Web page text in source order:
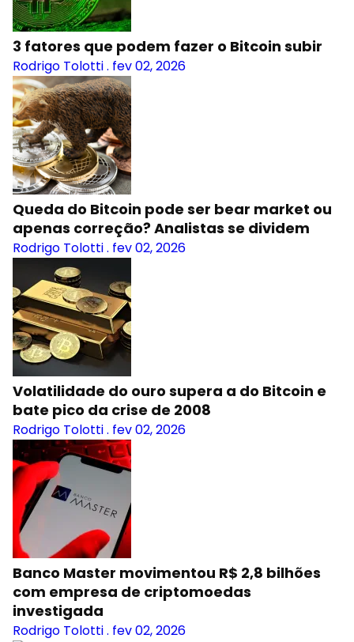
3 fatores que podem fazer o Bitcoin subir
Rodrigo Tolotti. fev 02, 2026
Queda do Bitcoin pode ser bear market ou
apenas correção? Analistas se dividem
Rodrigo Tolotti. fev 02, 2026
Volatilidade do ouro supera a do Bitcoin e
bate pico da crise de 2008
Rodrigo Tolotti. fev 02, 2026
Banco Master movimentou R$ 2,8 bilhões
com empresa de criptomoedas
investigada
Rodrigo Tolotti. fev 02, 2026